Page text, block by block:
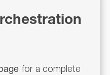
for a complete